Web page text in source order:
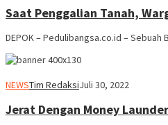
Saat Penggalian Tanah,
DEPOK – Pedulibangsa.co.id –
NEWSTim RedaksiJuli 30, 2022
Jerat Dengan Money